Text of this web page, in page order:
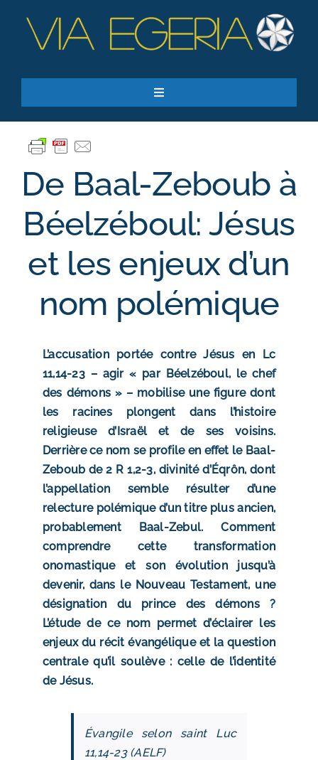
contenu
Toggle
Accueil
Ressources
Qui sommes-nous ?
Je donne
RECHERCHER:
De Baal-Zeboub à
Béelzéboul: Jésus
et les enjeux d’un
nom polémique
L’accusation portée contre Jésus en Lc
11,14-23 – agir « par Béelzéboul, le chef
des démons » – mobilise une figure dont
les racines plongent dans l’histoire
religieuse d’Israël et de ses voisins.
Derrière ce nom se profile en effet le Baal-
Zeboub de 2 R 1,2-3, divinité d’Éqrôn, dont
l’appellation semble résulter d’une
relecture polémique d’un titre plus ancien,
probablement Baal-Zebul. Comment
comprendre cette transformation
onomastique et son évolution jusqu’à
devenir, dans le Nouveau Testament, une
désignation du prince des démons ?
L’étude de ce nom permet d’éclairer les
enjeux du récit évangélique et la question
centrale qu’il soulève : celle de l’identité
de Jésus.
Évangile selon saint Luc
11,14-23 (AELF)